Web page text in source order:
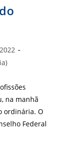
na manhã
ordinária. O
Federal